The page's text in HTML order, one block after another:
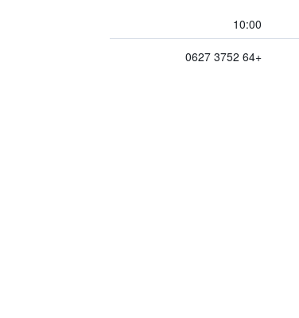
10:00
+64 3752 0627